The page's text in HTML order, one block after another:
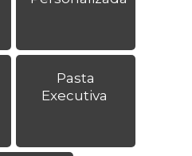
Pasta
Executiva